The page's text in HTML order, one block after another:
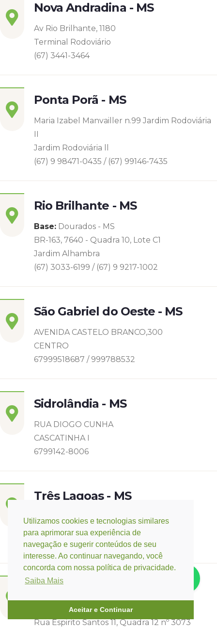
Utilizamos cookies e tecnologias similares
para aprimorar sua experiência de
navegação e sugerir conteúdos de seu
interesse. Ao continuar navegando, você
concorda com nossa política de privacidade.
Saiba Mais
Aceitar e Continuar
Nova Andradina - MS
Av Rio Brilhante, 1180
Terminal Rodoviário
(67) 3441-3464
Ponta Porã - MS
Maria Izabel Manvailler n.99 Jardim Rodoviária
II
Jardim Rodoviária ll
(67) 9 98471-0435 / (67) 99146-7435
Rio Brilhante - MS
Base: Dourados - MS
BR-163, 7640 - Quadra 10, Lote C1
Jardim Alhambra
(67) 3033-6199 / (67) 9 9217-1002
São Gabriel do Oeste - MS
AVENIDA CASTELO BRANCO,300
CENTRO
67999518687 / 999788532
Sidrolândia - MS
RUA DIOGO CUNHA
CASCATINHA I
6799142-8006
Três Lagoas - MS
Rua Eurídice Chagas Cruz, 2675
Centro
(67) 9 9249-5406
Campo Verde - MT
Rondonópolis - MT
Rua Espirito Santos 11, Quadra 12 nº 3073